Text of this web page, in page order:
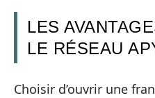
LES
LE RÉSEAU
Choisir d’ouvrir une